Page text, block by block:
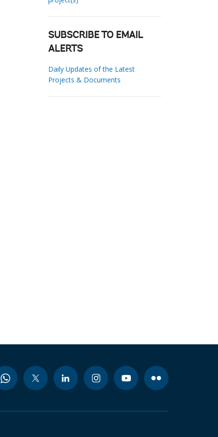
SUBSCRIBE TO EMAIL
ALERTS
Daily Updates of the Latest
Projects & Documents